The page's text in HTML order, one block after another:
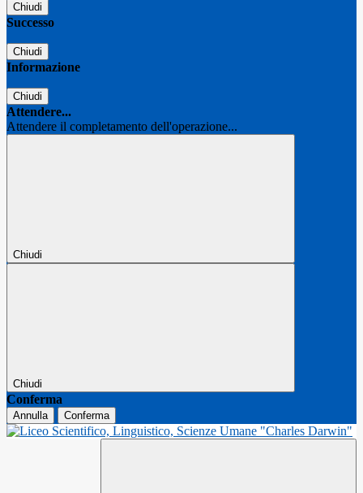
Chiudi
Successo
Chiudi
Informazione
Chiudi
Attendere...
Attendere il completamento dell'operazione...
Chiudi
Chiudi
Conferma
Annulla Conferma